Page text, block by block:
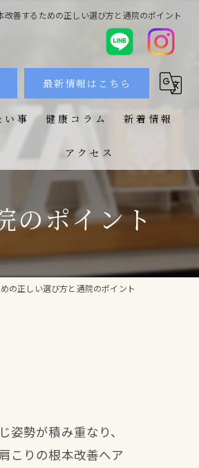
改善するための正しい選び方と通院のポイント
最新情報はこちら
事 健康コラム 新着情報
アクセス
のポイント
の正しい選び方と通院のポイント
勢が積み重なり、
こりの根本改善へア